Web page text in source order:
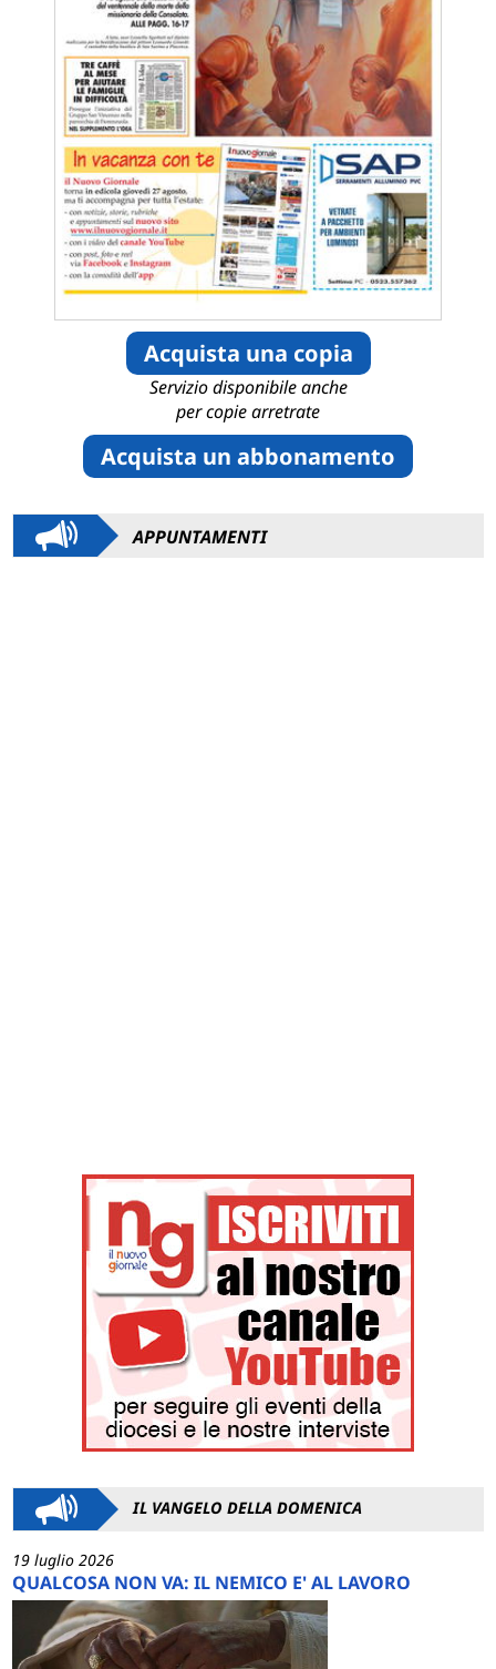
Acquista una copia
Servizio disponibile anche
per copie arretrate
Acquista un abbonamento
APPUNTAMENTI
IL VANGELO DELLA DOMENICA
19 luglio 2026
QUALCOSA NON VA: IL NEMICO E' AL LAVORO